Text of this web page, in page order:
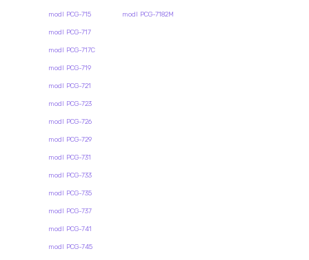
modl PCG-715
modl PCG-717
modl PCG-717C
modl PCG-719
modl PCG-721
modl PCG-723
modl PCG-726
modl PCG-729
modl PCG-731
modl PCG-733
modl PCG-735
modl PCG-737
modl PCG-741
modl PCG-745
modl PCG-7182M